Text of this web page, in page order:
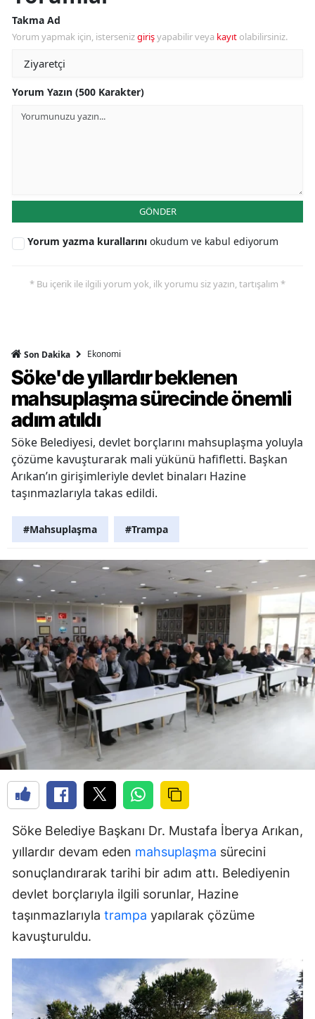
Takma Ad
Yorum yapmak için, istersenizgirişyapabilir veya kayıt olabilirsiniz.
Yorum Yazın (500 Karakter)
GÖNDER
Yorum yazma kurallarını okudum ve kabul ediyorum
* Bu içerik ile ilgili yorum yok, ilk yorumu siz yazın, tartışalım *
Son Dakika Ekonomi
Söke'de yıllardır beklenen
mahsuplaşma sürecinde önemli
adım atıldı
Söke Belediyesi, devlet borçlarını mahsuplaşma yoluyla
çözüme kavuşturarak mali yükünü hafifletti. Başkan
Arıkan’ın girişimleriyle devlet binaları Hazine
taşınmazlarıyla takas edildi.
#Mahsuplaşma #Trampa
Söke Belediye Başkanı Dr. Mustafa İberya Arıkan,
yıllardır devam eden mahsuplaşma sürecini
sonuçlandırarak tarihi bir adım attı. Belediyenin
devlet borçlarıyla ilgili sorunlar, Hazine
taşınmazlarıyla trampa yapılarak çözüme
kavuşturuldu.